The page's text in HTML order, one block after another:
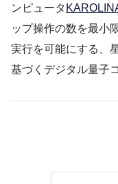
ンピュータ
ップ操作の数を最小
実行を可能にする、
基づくデジタル量子